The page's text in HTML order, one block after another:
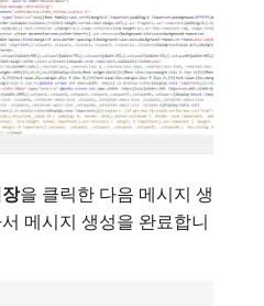
​을 클릭한 다음 메시지 생
메시지 생성을 완료합니